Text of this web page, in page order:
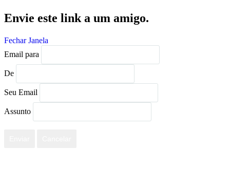
Envie este link a um amigo.
Fechar Janela
Email para
De
Seu Email
Assunto